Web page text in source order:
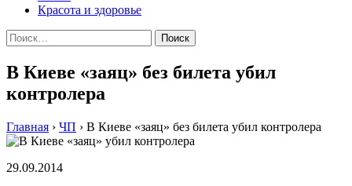
Красота и здоровье
Найти:
В Киеве «заяц» без билета убил
контролера
Главная › ЧП › В Киеве «заяц» без билета убил контролера
29.09.2014